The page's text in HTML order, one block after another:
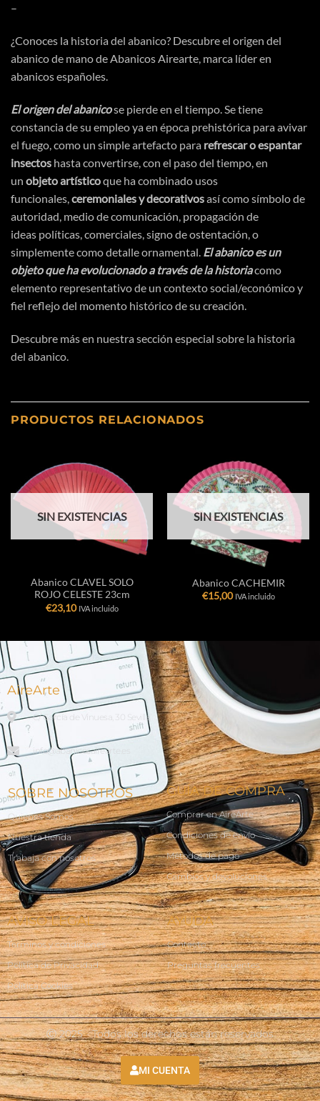
–
¿Conoces la historia del abanico? Descubre el origen del
abanico de mano de Abanicos Airearte, marca líder en
abanicos españoles.
El origen del abanicose pierde en el tiempo. Se tiene
constancia de su empleo ya en época prehistórica para avivar
el fuego, como un simple artefacto para refrescar o espantar
insectos hasta convertirse, con el paso del tiempo, en
un objetoartísticoque ha combinado usos
funcionales,ceremoniales y decorativosasí comosímbolode
autoridad, medio decomunicación, propagación de
ideas políticas, comerciales, signo deostentación, o
simplemente como detalle ornamental. El abanico es un
objeto que ha evolucionado atravésde la historiacomo
elemento representativo de un contexto social/económicoy
fiel reflejo del momento históricode su creación.
Descubre más en nuestra sección especial sobre la historia
del abanico.
PRODUCTOS RELACIONADOS
SIN EXISTENCIAS
Abanico CLAVEL SOLO
ROJO CELESTE 23cm
€23,10 IVA incluido
SIN EXISTENCIAS
Abanico CACHEMIR
€15,00 IVA incluido
AireArte
C/ García de Vinuesa, 30 Sevilla
info@abanicosairearte.es
SOBRE NOSOTROS
Quienes Somos
Nuestra tienda
Trabaja con nosotros
GUÍA DE COMPRA
Comprar en AireArte
Condiciones de envío
Métodos de pago
Cambios y devoluciones
AVISO LEGAL
Terminos y condiciones
Política de Privacidad
Política Cookies
AYUDA
Contacto
Preguntas frecuentes
Ⓒ 2025 - Todos los derechos están reservados
MI CUENTA